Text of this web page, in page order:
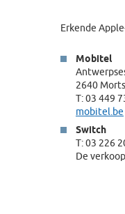
Erkende
Mobitel
2640
T: 03 449
mobitel.be
Switch
T: 03 226
De